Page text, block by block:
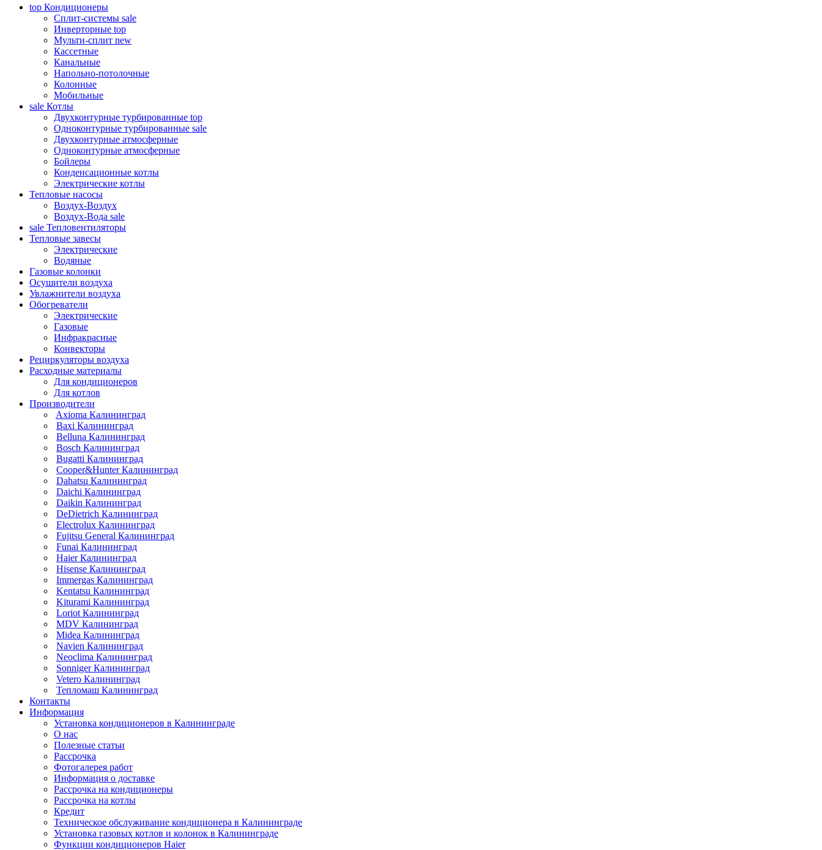
top Кондиционеры
Сплит-системы sale
Инверторные top
Мульти-сплит new
Кассетные
Канальные
Напольно-потолочные
Колонные
Мобильные
sale Котлы
Двухконтурные турбированные top
Одноконтурные турбированные sale
Двухконтурные атмосферные
Одноконтурные атмосферные
Бойлеры
Конденсационные котлы
Электрические котлы
Тепловые насосы
Воздух-Воздух
Воздух-Вода sale
sale Тепловентиляторы
Тепловые завесы
Электрические
Водяные
Газовые колонки
Осушители воздуха
Увлажнители воздуха
Обогреватели
Электрические
Газовые
Инфракрасные
Конвекторы
Рециркуляторы воздуха
Расходные материалы
Для кондиционеров
Для котлов
Производители
Axioma Калининград
Baxi Калининград
Belluna Калининград
Bosch Калининград
Bugatti Калининград
Cooper&Hunter Калининград
Dahatsu Калининград
Daichi Калининград
Daikin Калининград
DeDietrich Калининград
Electrolux Калининград
Fujitsu General Калининград
Funai Калининград
Haier Калининград
Hisense Калининград
Immergas Калининград
Kentatsu Калининград
Kiturami Калининград
Loriot Калининград
MDV Калининград
Midea Калининград
Navien Калининград
Neoclima Калининград
Sonniger Калининград
Vetero Калининград
Тепломаш Калининград
Контакты
Информация
Установка кондиционеров в Калининграде
О нас
Полезные статьи
Рассрочка
Фотогалерея работ
Информация о доставке
Рассрочка на кондиционеры
Рассрочка на котлы
Кредит
Техническое обслуживание кондиционера в Калининграде
Установка газовых котлов и колонок в Калининграде
Функции кондиционеров Haier